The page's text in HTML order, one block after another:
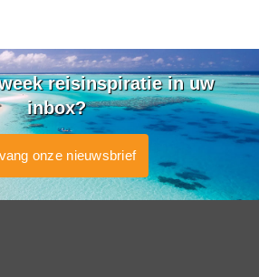
reisinspiratie in uw
inbox?
onze nieuwsbrief